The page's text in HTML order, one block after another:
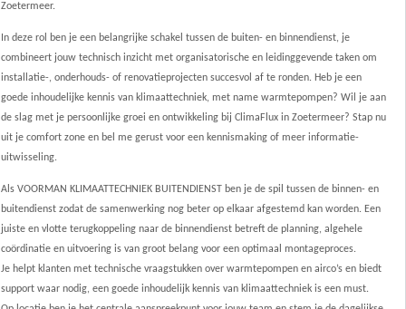
Zoetermeer.
In deze rol ben je een belangrijke schakel tussen de buiten- en binnendienst, je
combineert jouw technisch inzicht met organisatorische en leidinggevende taken om
installatie-, onderhouds- of renovatieprojecten succesvol af te ronden. Heb je een
goede inhoudelijke kennis van klimaattechniek, met name warmtepompen? Wil je aan
de slag met je persoonlijke groei en ontwikkeling bij ClimaFlux in Zoetermeer? Stap nu
uit je comfort zone en bel me gerust voor een kennismaking of meer informatie-
uitwisseling.
Als VOORMAN KLIMAATTECHNIEK BUITENDIENST ben je de spil tussen de binnen- en
buitendienst zodat de samenwerking nog beter op elkaar afgestemd kan worden. Een
juiste en vlotte terugkoppeling naar de binnendienst betreft de planning, algehele
coördinatie en uitvoering is van groot belang voor een optimaal montageproces.
Je helpt klanten met technische vraagstukken over warmtepompen en airco’s en biedt
support waar nodig, een goede inhoudelijk kennis van klimaattechniek is een must.